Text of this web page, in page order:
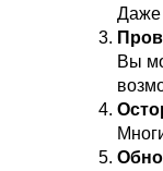
Даже
Вы